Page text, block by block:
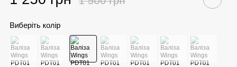
Виберіть колір